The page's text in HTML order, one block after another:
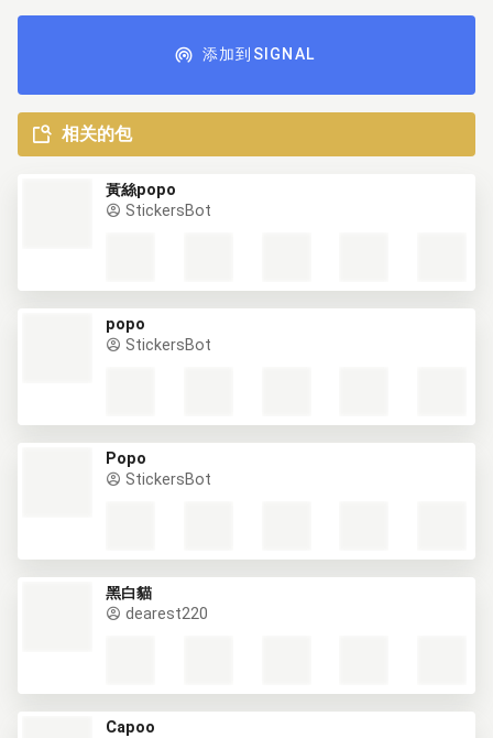
添加到SIGNAL
相关的包
黃絲popo
StickersBot
popo
StickersBot
Popo
StickersBot
黑白貓
dearest220
Capoo